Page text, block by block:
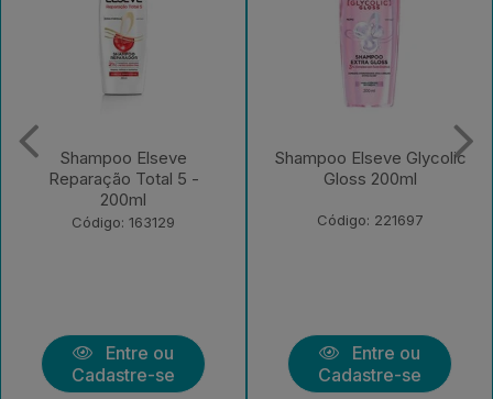
Shampoo Elseve Glycolic
Gloss 200ml
Código: 221697
Entre ou
Cadastre-se
Creme para Pentear
Elseve Colágeno Lifter
Código: 235526
Entre ou
Cadastre-se